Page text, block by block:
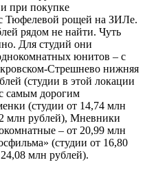
при покупке
Тюфелевой рощей на ЗИЛе.
рядом не найти. Чуть
Для студий они
юнитов – с
Стрешнево нижняя
(студии в этой локации
самым дорогим
(студии от 14,74 млн
млн рублей), Мневники
– от 20,99 млн
(студии от 16,80
млн рублей).